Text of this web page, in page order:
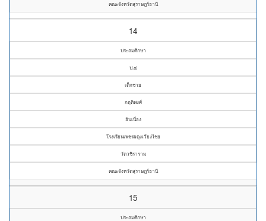
คณะจังหวัดสุราษฎร์ธานี
14
ประถมศึกษา
ป.๔
เด็กชาย
กฤติพงศ์
อินเนื่อง
โรงเรียนเพชรผดุงเวียงไชย
วัดวชิราราม
คณะจังหวัดสุราษฎร์ธานี
15
ประถมศึกษา